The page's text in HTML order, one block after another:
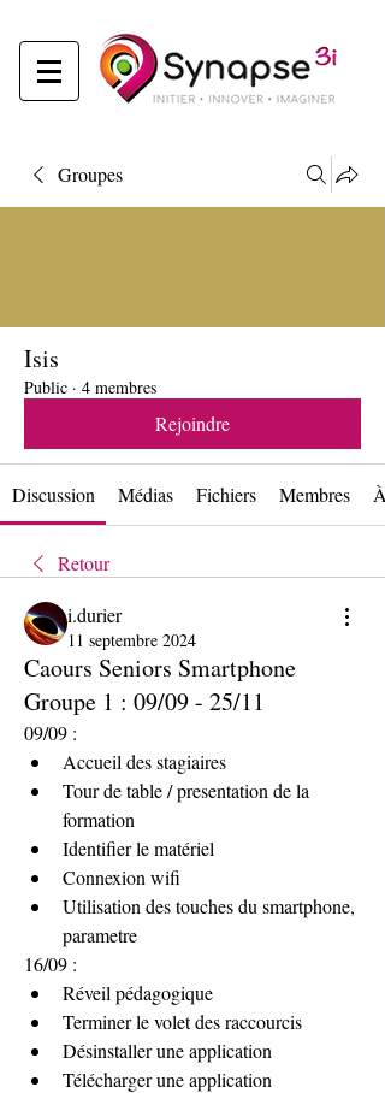
Groupes
Isis
Public · 4 membres
Rejoindre
Discussion Médias Fichiers Membres
Retour
i.durier
11 septembre 2024
Caours Seniors Smartphone
Groupe 1 : 09/09 - 25/11
09/09 :
Accueil des stagiaires
Tour de table / presentation de la
formation
Identifier le matériel
Connexion wifi
Utilisation des touches du smartphone,
parametre
16/09 :
Réveil pédagogique
Terminer le volet des raccourcis
Désinstaller une application
Télécharger une application